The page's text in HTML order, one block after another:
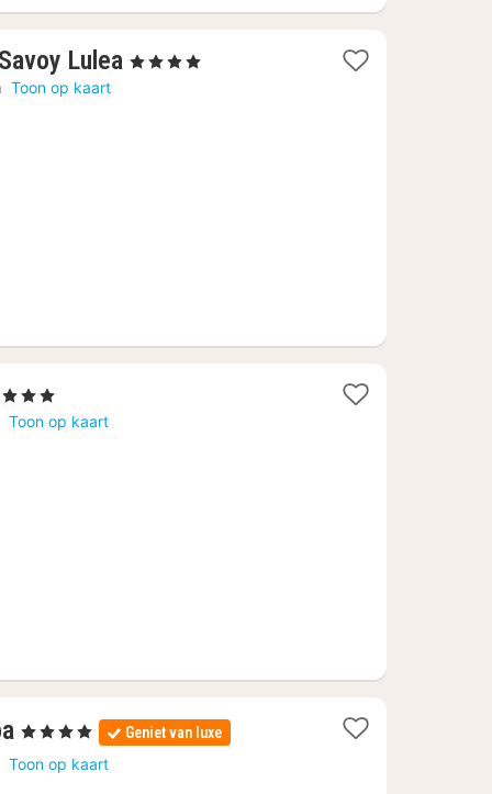
Lulea 1
, 4 Sterren
Toon op kaart
Toon op kaart
1
nacht
vanaf
, 4 Sterren Geniet van luxe
Toon op kaart